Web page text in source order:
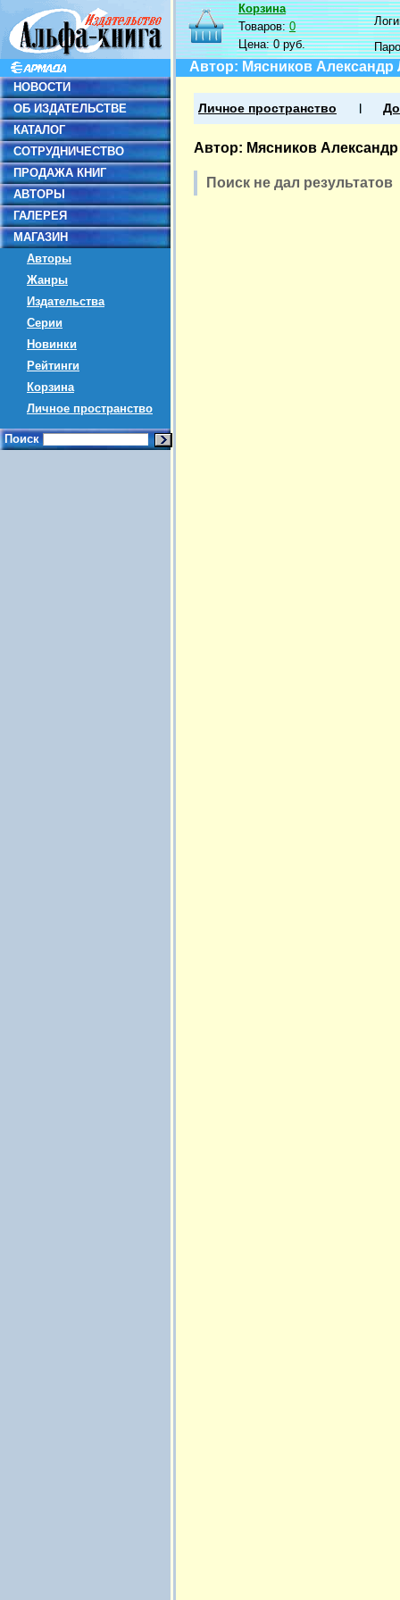
НОВОСТИ
ОБ ИЗДАТЕЛЬСТВЕ
КАТАЛОГ
СОТРУДНИЧЕСТВО
ПРОДАЖА КНИГ
АВТОРЫ
ГАЛЕРЕЯ
МАГАЗИН
Авторы
Жанры
Издательства
Серии
Новинки
Рейтинги
Корзина
Личное пространство
Поиск
Корзина
Товаров:0
Цена:0 руб.
Автор: Мясников Александр
Личное пространство
Автор: Мясников
Поиск не дал результатов